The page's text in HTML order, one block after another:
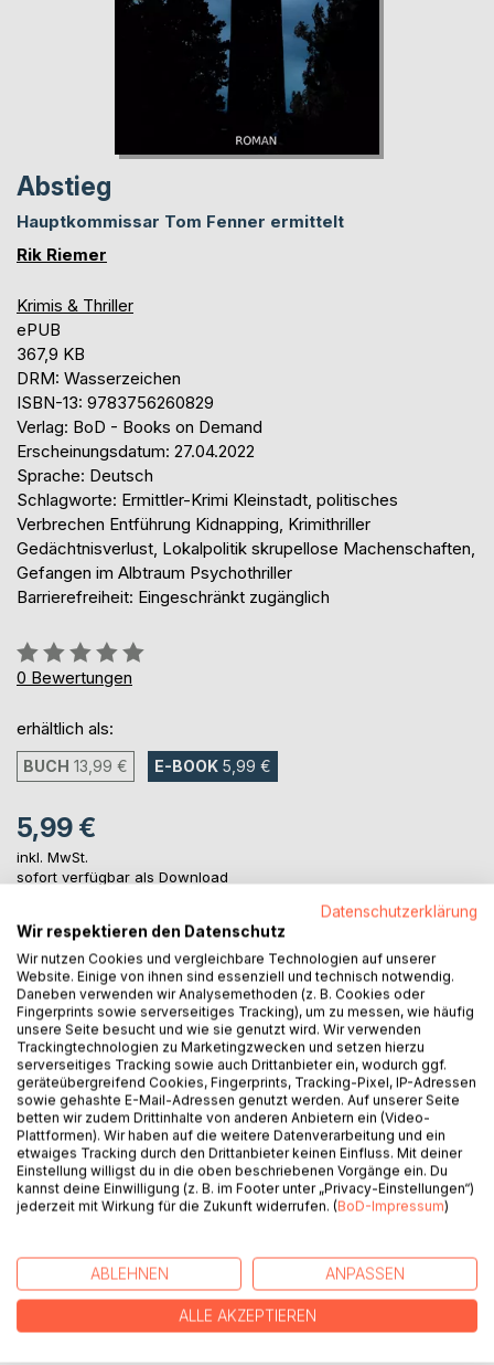
Abstieg
Hauptkommissar Tom Fenner ermittelt
Rik Riemer
Krimis & Thriller
ePUB
367,9 KB
DRM: Wasserzeichen
ISBN-13: 9783756260829
Verlag: BoD - Books on Demand
Erscheinungsdatum: 27.04.2022
Sprache: Deutsch
Schlagworte: Ermittler-Krimi Kleinstadt, politisches
Verbrechen Entführung Kidnapping, Krimithriller
Gedächtnisverlust, Lokalpolitik skrupellose Machenschaften,
Gefangen im Albtraum Psychothriller
Barrierefreiheit: Eingeschränkt zugänglich
Bewertung::
0%
0 Bewertungen
erhältlich als:
BUCH 13,99 € E-BOOK 5,99 €
5,99 €
inkl. MwSt.
sofort verfügbar als Download
IN DEN WARENKORB
Auf die Merkliste
Titel bewerten
BESCHREIBUNG
Ein Mann erwacht in einem Albtraum: Auf einem
freistehenden, siebzehn Meter hohen Betonpfeiler, in
abgeschiedener Gegend, bei lausigem Wetter und ohne
Datenschutzerklärung
Wir respektieren den Datenschutz
Wir nutzen Cookies und vergleichbare Technologien auf unserer
Website. Einige von ihnen sind essenziell und technisch notwendig.
Daneben verwenden wir Analysemethoden (z. B. Cookies oder
Fingerprints sowie serverseitiges Tracking), um zu messen, wie häufig
unsere Seite besucht und wie sie genutzt wird. Wir verwenden
Trackingtechnologien zu Marketingzwecken und setzen hierzu
serverseitiges Tracking sowie auch Drittanbieter ein, wodurch ggf.
geräteübergreifend Cookies, Fingerprints, Tracking-Pixel, IP-Adressen
sowie gehashte E-Mail-Adressen genutzt werden. Auf unserer Seite
betten wir zudem Drittinhalte von anderen Anbietern ein (Video-
Plattformen). Wir haben auf die weitere Datenverarbeitung und ein
etwaiges Tracking durch den Drittanbieter keinen Einfluss. Mit deiner
Einstellung willigst du in die oben beschriebenen Vorgänge ein. Du
kannst deine Einwilligung (z. B. im Footer unter „Privacy-Einstellungen“)
jederzeit mit Wirkung für die Zukunft widerrufen. (BoD-Impressum)
ABLEHNEN ANPASSEN
ALLE AKZEPTIEREN